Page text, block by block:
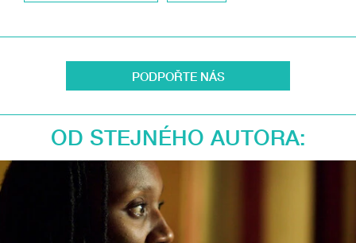
PODPOŘTE NÁS
OD STEJNÉHO AUTORA: